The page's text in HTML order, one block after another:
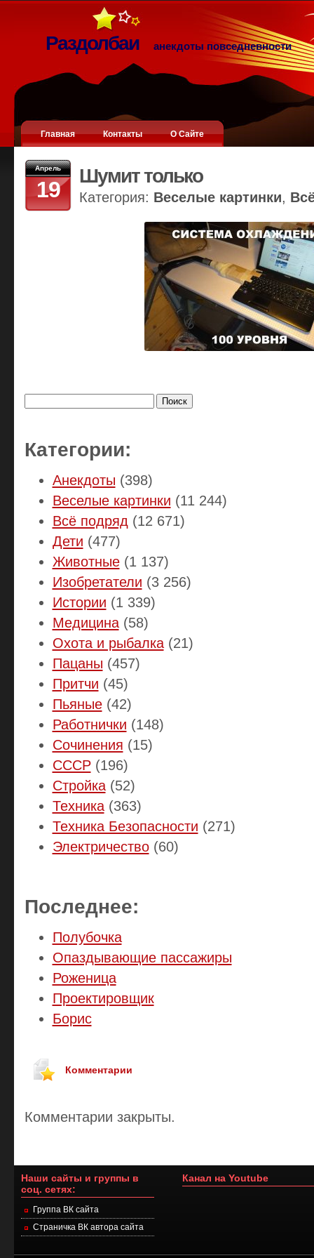
Раздолбаи анекдоты повседневности
Главная Контакты О Сайте
Апрель
19
Шумит только
Категория: Веселые картинки,
Категории:
Анекдоты (398)
Веселые картинки (11 244)
Всё подряд (12 671)
Дети (477)
Животные(1 137)
Изобретатели (3 256)
Истории (1 339)
Медицина(58)
Охота и рыбалка(21)
Пацаны (457)
Притчи (45)
Пьяные(42)
Работнички (148)
Сочинения (15)
СССР(196)
Стройка(52)
Техника(363)
Техника Безопасности (271)
Электричество(60)
Последнее:
Полубочка
Опаздывающие пассажиры
Роженица
Проектировщик
Борис
Комментарии
Комментарии закрыты.
Наши сайты и группы в
соц. сетях:
Группа ВК сайта
Страничка ВК автора сайта
Канал на Youtube